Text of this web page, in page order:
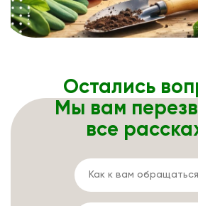
Остались
Мы вам
все